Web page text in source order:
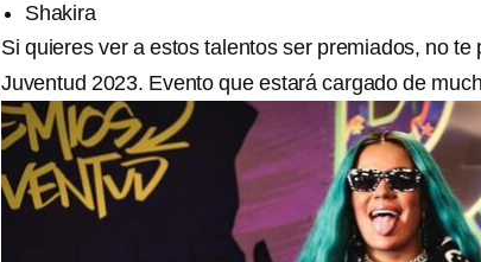
Shakira
Si quieres ver a estos talentos ser premiados, no
Juventud 2023. Evento que estará cargado de